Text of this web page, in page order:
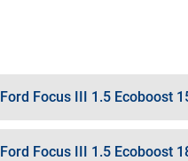
Ford Focus III 1.5 Ecoboost
Ford Focus III 1.5 Ecoboost